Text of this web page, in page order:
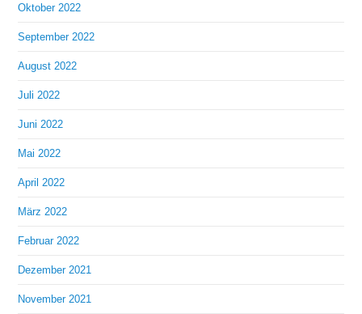
Oktober 2022
September 2022
August 2022
Juli 2022
Juni 2022
Mai 2022
April 2022
März 2022
Februar 2022
Dezember 2021
November 2021